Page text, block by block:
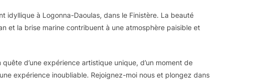
idyllique à Logonna-Daoulas, dans le Finistère. La beauté
et la brise marine contribuent à une atmosphère paisible et
d’une expérience artistique unique, d’un moment de
expérience inoubliable. Rejoignez-moi nous et plongez dans